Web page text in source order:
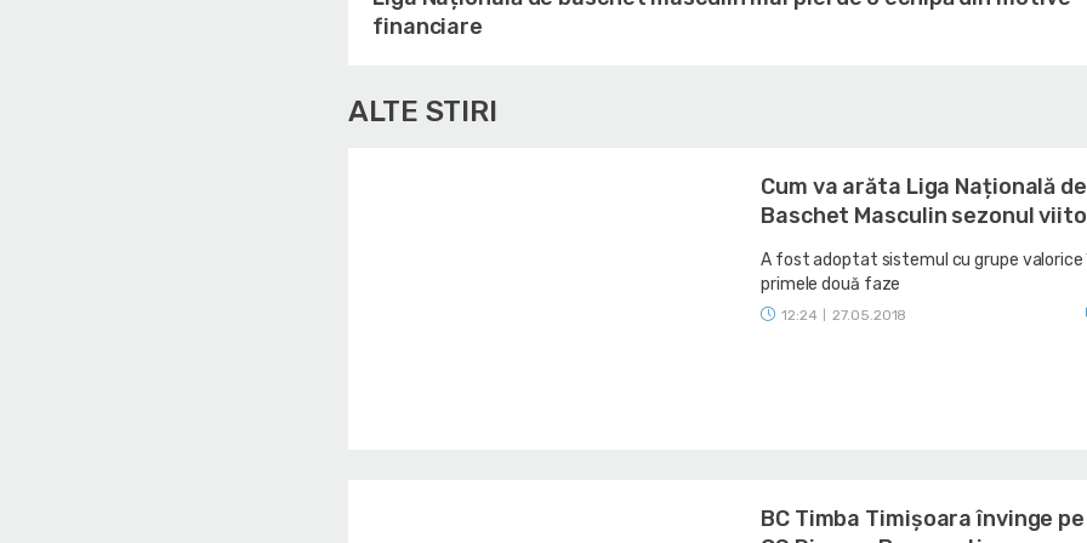
financiare
ALTE STIRI
Cum va arăta Liga Națională de
Baschet Masculin sezonul
A fost adoptat sistemul cu grupe valorice
primele două faze
12:24 27.05.2018
BC Timba Timişoara învinge pe